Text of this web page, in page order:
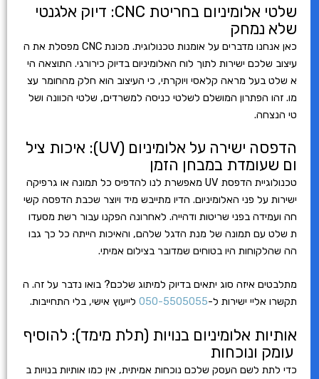
שלטי אלומיניום בחריטת CNC: דיוק אלגנטי
שלא נמחק
כאן אנחנו מדברים על אומנות טכנולוגית. מכונת CNC מפסלת את ה
עיצוב שלכם ישירות לתוך לוח האלומיניום בדיוק כירורגי. התוצאה הי
א שלט בעל מראה קלאסי ויוקרתי, כי העיצוב הוא חלק מהחומר עצ
מו. זהו הפתרון המושלם לשלטי כניסה למשרדים, שלטי הכוונה ושל
טי הנצחה.
הדפסה ישירה על אלומיניום (UV): איכות ציל
ום שעומדת במבחן הזמן
טכנולוגיית הדפסת UV מאפשרת לנו להדפיס כל תמונה או גרפיקה
ישירות על פני האלומיניום. הדיו מתייבש מיד ויוצר שכבת הדפסה קשי
חה ועמידה בפני שריטות ודהייה. לאחרונה הפקנו עבור רשת מסעדו
ת שלט עם תמונה של מנת הדגל שלהם, והאיכות הייתה כל כך גבו
הה שהלקוחות היו בטוחים שמדובר בצילום אמיתי.
מתלבטים איזה סוג יתאים בדיוק למיתוג שלכם? בואו נדבר על זה. ה
תקשרו אליי ישירות ל-050-5505055לייעוץ אישי, בלי התחייבות.
אותיות אלומיניום בנויות (תלת מימד): להוסיף
עומק ונוכחות
כדי לתת לשם העסק שלכם נוכחות אמיתית, אין כמו אותיות בנויות ב